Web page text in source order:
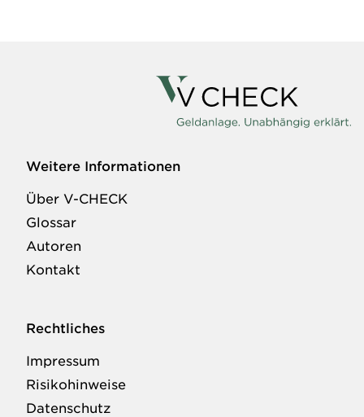
Weitere Informationen
Über V-CHECK
Glossar
Autoren
Kontakt
Rechtliches
Impressum
Risikohinweise
Datenschutz